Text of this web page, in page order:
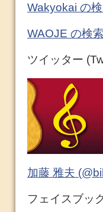
Wakyokai の
WAOJE の検
ツイッター
加藤 雅夫
フェイスブッ